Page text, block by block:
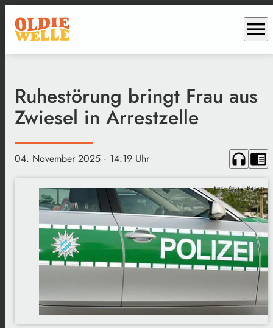
menu
Ruhestörung bringt Frau aus
Zwiesel in Arrestzelle
04. November 2025 · 14:19 Uhr headphones chrome_reader_mode
Foto: Polizei Bayern